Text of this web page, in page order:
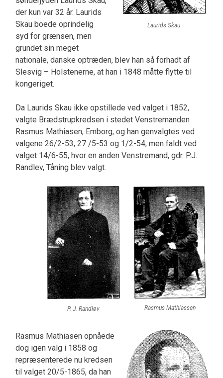
Laurids Skau
der kun var 32 år. Laurids
Skau boede oprindelig
syd for grænsen, men
grundet sin meget
nationale, danske optræden, blev han så forhadt af
Slesvig – ­Holstenerne, at han i 1848 måtte flytte til
kongeri­get.
Da Laurids Skau ikke opstillede ved valget i 1852,
valgte Brædstrupkredsen i stedet Venstre­manden
Rasmus Mathiasen, Emborg, og han gen­valgtes ved
valgene 26/2-53, 27 /5-53 og 1/2-54, men faldt ved
valget 14/6-55, hvor en anden Ven­stremand, gdr. P.J.
Randlev, Tåning blev valgt.
Rasmus Mathiassen
P. J. Randløv
Rasmus Mathiasen opnåede
dog igen valg i 1858 og
repræsenterede nu kredsen
til valget 20/5-1865, da han